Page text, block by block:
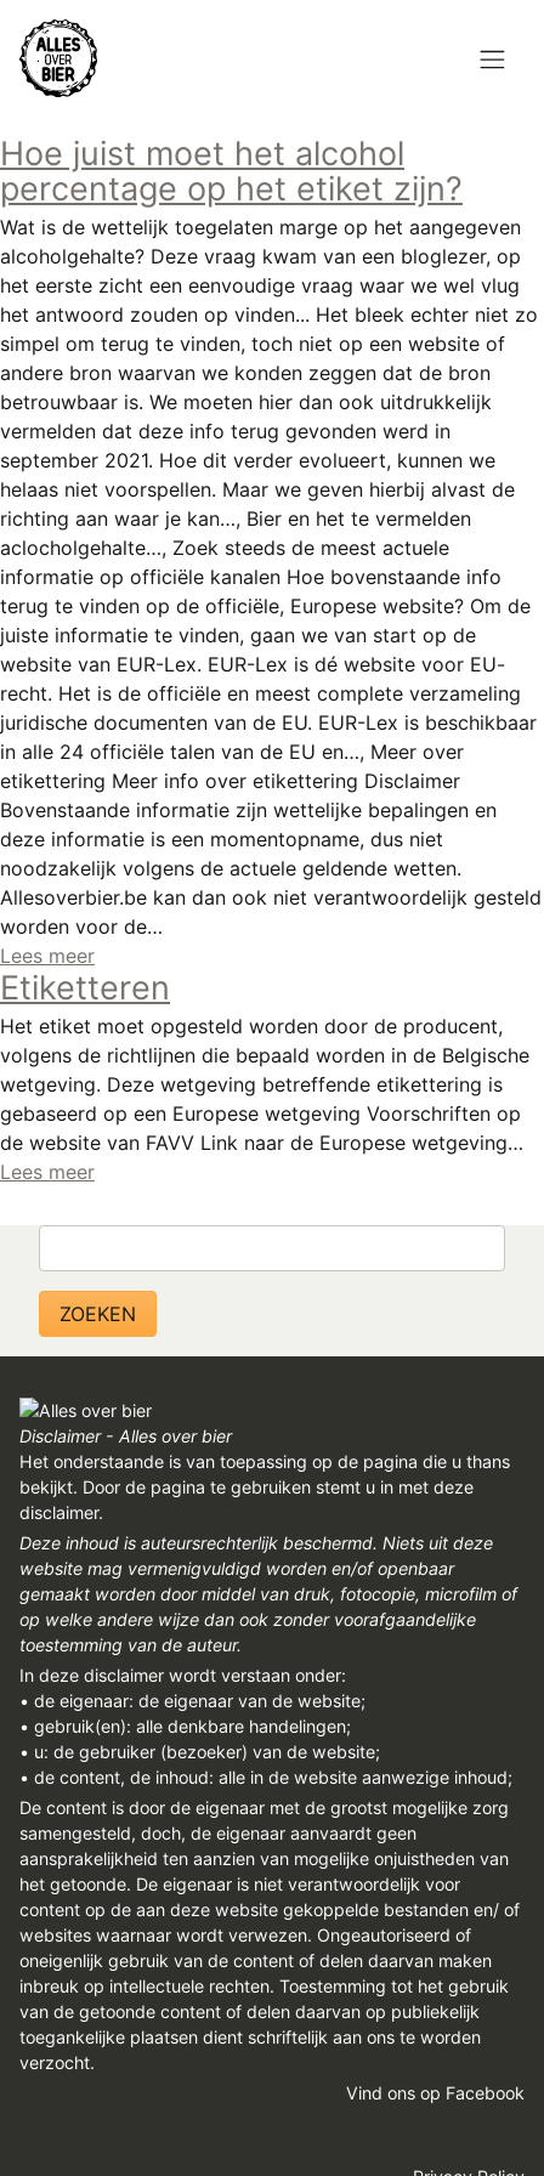
Overslaan
en
naar
gaan
Topmenu
INLOGGEN
REGISTREREN
ADVERTEREN
MELDPUNT
PERS/PUBLICATIES
FACEBOOK
LINKS
Hoofdnavigatie
HOME
BROUWEN
BLOG
AANBOD
AGENDA
CONTACT
Hoe juist moet het alcohol
percentage op het etiket zijn?
Wat is de wettelijk toegelaten marge op het aangegeven
alcoholgehalte? Deze vraag kwam van een bloglezer, op
het eerste zicht een eenvoudige vraag waar we wel vlug
het antwoord zouden op vinden... Het bleek echter niet zo
simpel om terug te vinden, toch niet op een website of
andere bron waarvan we konden zeggen dat de bron
betrouwbaar is. We moeten hier dan ook uitdrukkelijk
vermelden dat deze info terug gevonden werd in
september 2021. Hoe dit verder evolueert, kunnen we
helaas niet voorspellen. Maar we geven hierbij alvast de
richting aan waar je kan…, Bier en het te vermelden
aclocholgehalte…, Zoek steeds de meest actuele
informatie op officiële kanalen Hoe bovenstaande info
terug te vinden op de officiële, Europese website? Om de
juiste informatie te vinden, gaan we van start op de
website van EUR-Lex. EUR-Lex is dé website voor EU-
recht. Het is de officiële en meest complete verzameling
juridische documenten van de EU. EUR-Lex is beschikbaar
in alle 24 officiële talen van de EU en…, Meer over
etikettering Meer info over etikettering Disclaimer
Bovenstaande informatie zijn wettelijke bepalingen en
deze informatie is een momentopname, dus niet
noodzakelijk volgens de actuele geldende wetten.
Allesoverbier.be kan dan ook niet verantwoordelijk gesteld
worden voor de…
Lees meer
Etiketteren
Het etiket moet opgesteld worden door de producent,
volgens de richtlijnen die bepaald worden in de Belgische
wetgeving. Deze wetgeving betreffende etikettering is
gebaseerd op een Europese wetgeving Voorschriften op
de website van FAVV Link naar de Europese wetgeving…
Lees meer
Disclaimer - Alles over bier
Het onderstaande is van toepassing op de pagina die u thans
bekijkt. Door de pagina te gebruiken stemt u in met deze
disclaimer.
Deze inhoud is auteursrechterlijk beschermd. Niets uit deze
website mag vermenigvuldigd worden en/of openbaar
gemaakt worden door middel van druk, fotocopie, microfilm of
op welke andere wijze dan ook zonder voorafgaandelijke
toestemming van de auteur.
In deze disclaimer wordt verstaan onder:
• de eigenaar: de eigenaar van de website;
• gebruik(en): alle denkbare handelingen;
• u: de gebruiker (bezoeker) van de website;
• de content, de inhoud: alle in de website aanwezige inhoud;
De content is door de eigenaar met de grootst mogelijke zorg
samengesteld, doch, de eigenaar aanvaardt geen
aansprakelijkheid ten aanzien van mogelijke onjuistheden van
het getoonde. De eigenaar is niet verantwoordelijk voor
content op de aan deze website gekoppelde bestanden en/ of
websites waarnaar wordt verwezen. Ongeautoriseerd of
oneigenlijk gebruik van de content of delen daarvan maken
inbreuk op intellectuele rechten. Toestemming tot het gebruik
van de getoonde content of delen daarvan op publiekelijk
toegankelijke plaatsen dient schriftelijk aan ons te worden
verzocht.
Vind ons op Facebook